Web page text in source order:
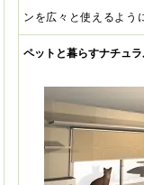
ンを広々と使えるよう
ペットと暮らすナチュ